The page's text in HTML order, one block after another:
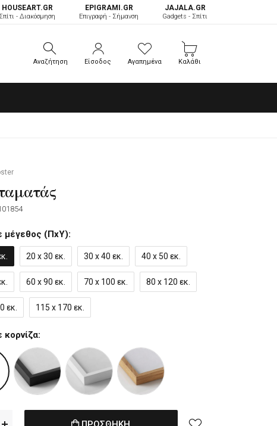
HOUSEART.GR
Σπίτι - Διακόσμηση
ΕPIGRAMI.GR
Επιγραφή - Σήμανση
JAJALA.GR
Gadgets - Σπίτι
Αναζήτηση Είσοδος Αγαπημένα Καλάθι
μέγεθος (ΠxΥ):
20 x 30 εκ. 30 x 40 εκ. 40 x 50 εκ.
60 x 90 εκ. 70 x 100 εκ. 80 x 120 εκ.
εκ. 115 x 170 εκ.
κορνίζα: